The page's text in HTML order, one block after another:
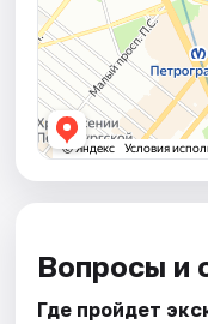
Вопросы и
Где пройдет